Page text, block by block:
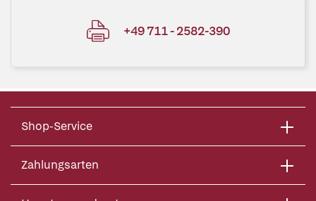
+49 711 - 2582-390
Shop-Service
Zahlungsarten